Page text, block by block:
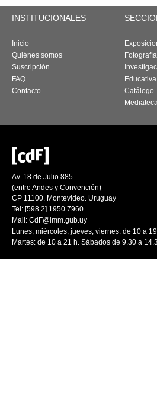
INSTITUCIONALES
Inicio
Quiénes somos
Suscripción
FAQ
Contacto
Educativa
Catálogo
Av. 18 de Julio 885
(entre Andes y Convención)
CP 11100. Montevideo. Uruguay
Tel: [598 2] 1950 7960
Mail: CdF@imm.gub.uy
Lunes, miércoles, jueves, viernes: de 10 a
Martes: de 10 a 21 h. Sábados de 9.30 a